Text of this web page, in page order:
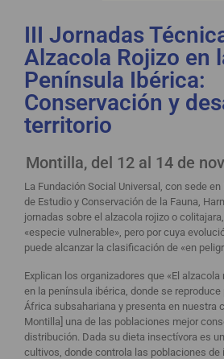
III Jornadas
Alzacola Rojizo en
Península Ibérica:
Conservación y
territorio
Montilla, del 12 al 14 de
La Fundación Social Universal, con sede
de Estudio y Conservación de la Fauna,
jornadas sobre el alzacola rojizo o
«especie vulnerable», pero por cuya
puede alcanzar la clasificación de «en
Explican los organizadores que «El alzacola
en la península ibérica, donde se
África subsahariana y presenta en nuestra
Montilla] una de las poblaciones mejor
distribución. Dada su dieta insectívora es
cultivos, donde controla las poblaciones de